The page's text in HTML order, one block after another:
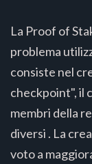
La Proof of
problema
consiste nel
checkpoint", il
membri della
diversi . La
voto a